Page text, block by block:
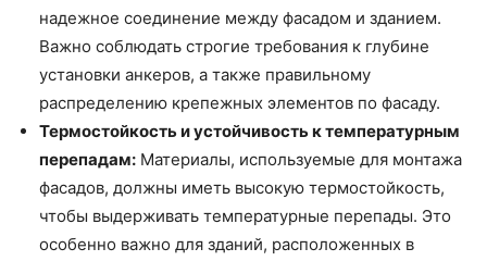
надежное соединение между фасадом и зданием.
Важно соблюдать строгие требования к глубине
установки анкеров, а также правильному
распределению крепежных элементов по фасаду.
Термостойкость и устойчивость к температурным
перепадам: Материалы, используемые для монтажа
фасадов, должны иметь высокую термостойкость,
чтобы выдерживать температурные перепады. Это
особенно важно для зданий, расположенных в